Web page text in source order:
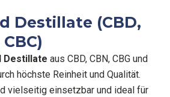
Destillate (CBD,
Destillate aus CBD, CBN, CBG und
höchste Reinheit und Qualität.
vielseitig einsetzbar und ideal für